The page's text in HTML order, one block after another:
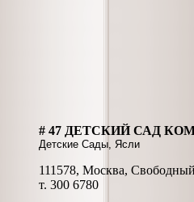
# 47 ДЕТСКИЙ САД
Детские Сады, Ясли
111578, Москва,
т. 300 6780